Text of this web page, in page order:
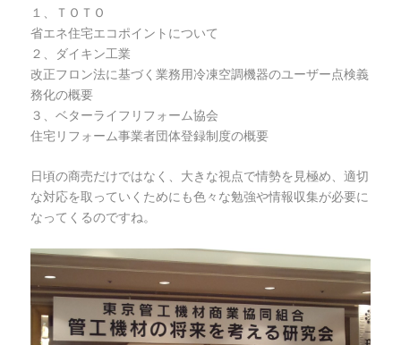
１、ＴＯＴＯ
省エネ住宅エコポイントについて
２、ダイキン工業
改正フロン法に基づく業務用冷凍空調機器のユーザー点検義
務化の概要
３、ベターライフリフォーム協会
住宅リフォーム事業者団体登録制度の概要
日頃の商売だけではなく、大きな視点で情勢を見極め、適切
な対応を取っていくためにも色々な勉強や情報収集が必要に
なってくるのですね。